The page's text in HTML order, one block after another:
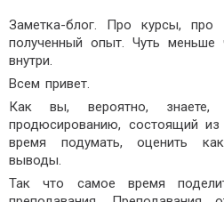
Заметка-блог. Про курсы, про
полученный опыт. Чуть
внутри.
Всем привет.
Как вы, вероятно,
продюсированию, состоящий
время подумать, оценить
выводы.
Так что самое время